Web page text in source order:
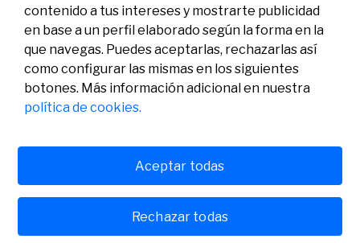
Legal
Aviso legal
Política de privacidad
Actividad
Convocatorias
Premios
Social
© Fundación Banco Sabadell 2024 todos los derechos
contenido a tus intereses y mostrarte publicidad
en base a un perfil elaborado según la forma en la
que navegas. Puedes aceptarlas, rechazarlas así
como configurar las mismas en los siguientes
botones. Más información adicional en nuestra
política de cookies.
Rechazar todas
Aceptar todas